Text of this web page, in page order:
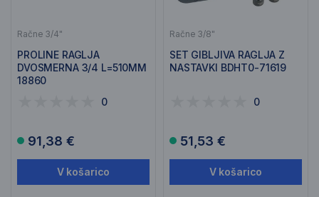
Račne 3/4"
PROLINE RAGLJA
DVOSMERNA 3/4 L=510MM
18860
0
91,38 €
V košarico
Račne 3/8"
SET GIBLJIVA RAGLJA Z
NASTAVKI BDHT0-71619
0
51,53 €
V košarico